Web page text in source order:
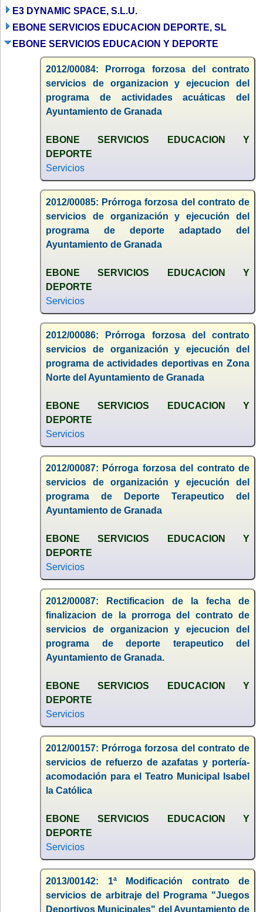
E3 DYNAMIC SPACE, S.L.U.
EBONE SERVICIOS EDUCACION DEPORTE, SL
EBONE SERVICIOS EDUCACION Y DEPORTE
2012/00084: Prorroga forzosa del contrato
servicios de organizacion y ejecucion del
programa de actividades acuáticas del
Ayuntamiento de Granada
EBONE SERVICIOS EDUCACION Y
DEPORTE
Servicios
2012/00085: Prórroga forzosa del contrato de
servicios de organización y ejecución del
programa de deporte adaptado del
Ayuntamiento de Granada
EBONE SERVICIOS EDUCACION Y
DEPORTE
Servicios
2012/00086: Prórroga forzosa del contrato
servicios de organización y ejecución del
programa de actividades deportivas en Zona
Norte del Ayuntamiento de Granada
EBONE SERVICIOS EDUCACION Y
DEPORTE
Servicios
2012/00087: Pórroga forzosa del contrato de
servicios de organización y ejecución del
programa de Deporte Terapeutico del
Ayuntamiento de Granada
EBONE SERVICIOS EDUCACION Y
DEPORTE
Servicios
2012/00087: Rectificacion de la fecha de
finalizacion de la prorroga del contrato de
servicios de organizacion y ejecucion del
programa de deporte terapeutico del
Ayuntamiento de Granada.
EBONE SERVICIOS EDUCACION Y
DEPORTE
Servicios
2012/00157: Prórroga forzosa del contrato de
servicios de refuerzo de azafatas y portería-
acomodación para el Teatro Municipal Isabel
la Católica
EBONE SERVICIOS EDUCACION Y
DEPORTE
Servicios
2013/00142: 1ª Modificación contrato de
servicios de arbitraje del Programa "Juegos
Deportivos Municipales" del Ayuntamiento de